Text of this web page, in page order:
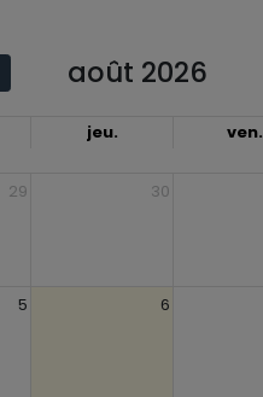
août 2026
jeu. ven.
29 30
5 6